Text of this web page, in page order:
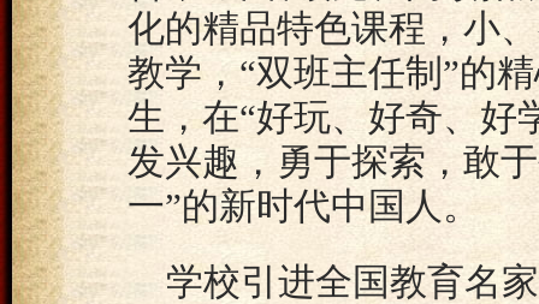
化的精品特色课程，小
教学，“双班主任制”的
生，在“好玩、好奇、好
发兴趣，勇于探索，敢
一”的新时代中国人。
学校引进全国教育名